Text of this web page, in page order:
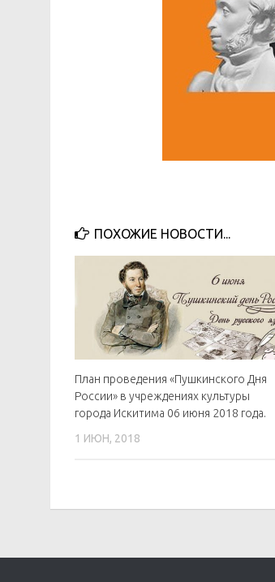
ПОХОЖИЕ НОВОСТИ...
План проведения «Пушкинского Дня
России» в учреждениях культуры
города Искитима 06 июня 2018 года.
1 ИЮН, 2018